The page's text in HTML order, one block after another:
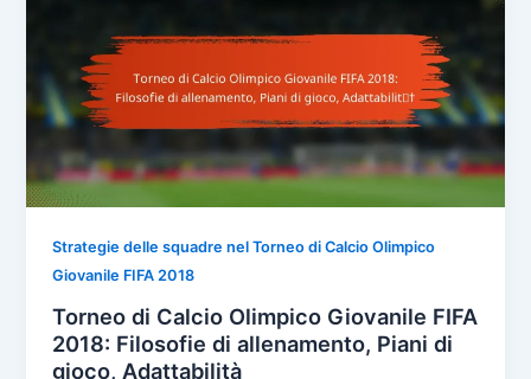
Strategie delle squadre nel Torneo di Calcio Olimpico
Giovanile FIFA 2018
Torneo di Calcio Olimpico Giovanile FIFA
2018: Filosofie di allenamento, Piani di
gioco, Adattabilità